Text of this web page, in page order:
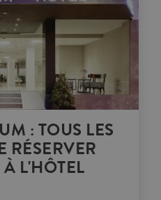
: TOUS LES
RÉSERVER
L'HÔTEL